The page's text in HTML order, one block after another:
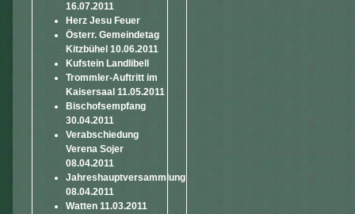
16.07.2011
Herz Jesu Feuer
Österr. Gemeindetag
Kitzbühel 10.06.2011
Kufstein Landlibell
Trommler-Auftritt im
Kaisersaal 11.05.2011
Bischofsempfang
30.04.2011
Verabschiedung
Verena Sojer
08.04.2011
Jahreshauptversammlung
08.04.2011
Watten 11.03.2011